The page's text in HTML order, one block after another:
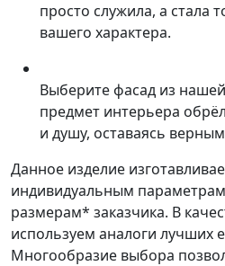
просто служила, а стала
вашего характера.
Выберите фасад из
предмет интерьера
и душу, оставаясь
Данное изделие
индивидуальным
размерам* заказчика. В
используем аналоги лучших
Многообразие выбора